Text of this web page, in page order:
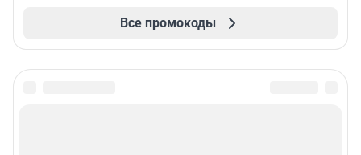
Все промокоды